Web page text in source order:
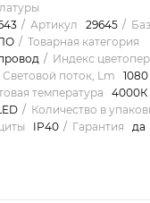
Артикул 29645
Товарная категория
Индекс
Световой поток, Lm 1080
температура 4000К
Количество в
IP40 Гарантия
да